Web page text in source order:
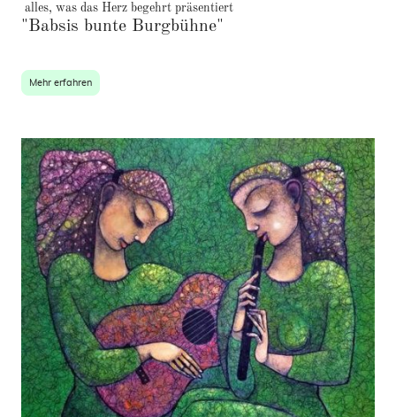
alles, was das Herz begehrt präsentiert
"Babsis bunte Burgbühne"
Mehr erfahren